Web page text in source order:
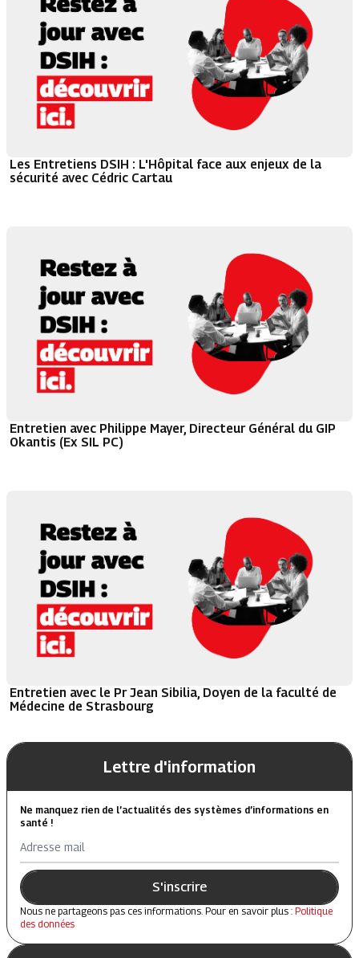
Les Entretiens DSIH : L'Hôpital face aux enjeux de la
sécurité avec Cédric Cartau
Entretien avec Philippe Mayer, Directeur Général du GIP
Okantis (Ex SIL PC)
Entretien avec le Pr Jean Sibilia, Doyen de la faculté de
Médecine de Strasbourg
Lettre d'information
Ne manquez rien de l’actualités des systèmes d’informations en
santé !
Adresse mail
S'inscrire
Nous ne partageons pas ces informations. Pour en savoir plus : Politique
des données